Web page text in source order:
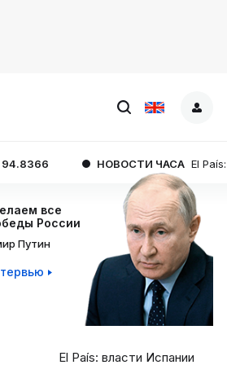
НОВОСТИ ЧАСА El País: власти
все
России
Путин
El País: власти Испании